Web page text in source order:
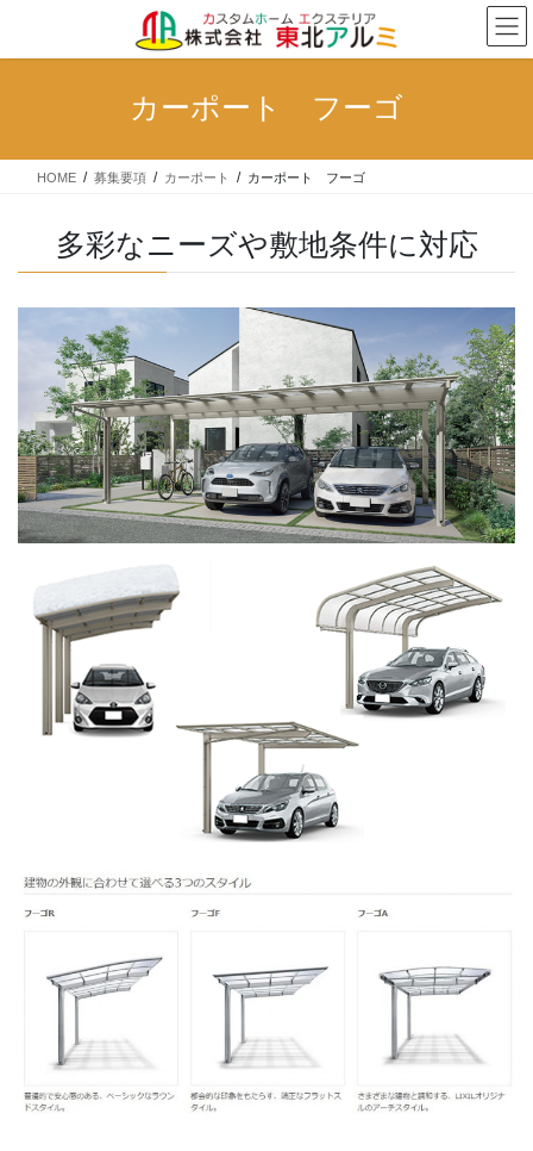
テ
ス
ゲ
ン
カーポート フーゴ
HOME 募集要項 カーポート カーポート フーゴ
多彩なニーズや敷地条件に対応